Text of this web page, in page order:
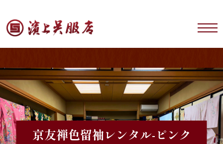
京友禅色留袖レンタル-ピンク